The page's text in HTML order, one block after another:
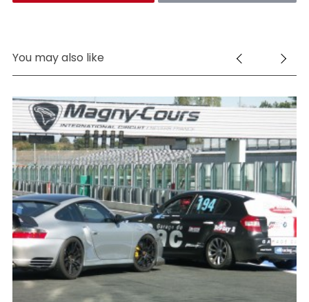
You may also like
S
e
a
r
c
h